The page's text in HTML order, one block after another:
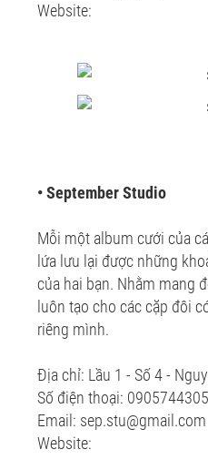
Website:
• September Studio
Mỗi một album cưới của
lứa lưu lại được những
của hai bạn. Nhằm mang
luôn tạo cho các cặp đôi
riêng mình.
Địa chỉ: Lầu 1 - Số 4 -
Số điện thoại: 0905744305
Email: sep.stu@gmail.com
Website: